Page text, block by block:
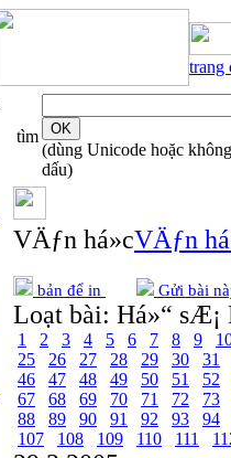
trang
tìm
(dùng Unicode hoặc không
dấu)
VÄƒn há»cVÄƒn
bản để in Gửi bài
Loạt bài: Há»“ sÆ¡
1 2 3 4 5 6 7 8 9
25
26 27 28 29 30
31
46
47 48 49 50 51
52
67
68 69 70 71 72
73
88
89 90 91 92 93
94
107
108 109 110 111